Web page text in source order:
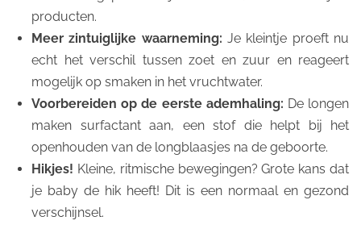
producten.
Meer zintuiglijke waarneming: Je kleintje proeft nu
echt het verschil tussen zoet en zuur en reageert
mogelijk op smaken in het vruchtwater.
Voorbereiden op de eerste ademhaling: De longen
maken surfactant aan, een stof die helpt bij het
openhouden van de longblaasjes na de geboorte.
Hikjes! Kleine, ritmische bewegingen? Grote kans dat
je baby de hik heeft! Dit is een normaal en gezond
verschijnsel.